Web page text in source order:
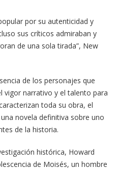
por su autenticidad y
sus críticos admiraban y
de una sola tirada”, New
de los personajes que
vigor narrativo y el talento para
toda su obra, el
novela definitiva sobre uno
de la historia.
histórica, Howard
de Moisés, un hombre